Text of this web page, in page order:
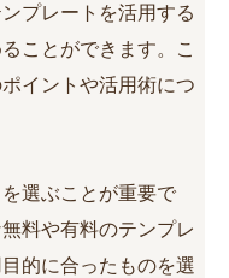
プレートを活用する
ことができます。こ
イントや活用術につ
選ぶことが重要で
料や有料のテンプレ
的に合ったものを選